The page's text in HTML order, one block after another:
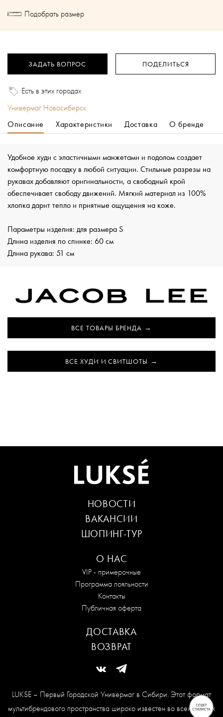
Подобрать размер
ЗАДАТЬ ВОПРОС ПОДЕЛИТЬСЯ
Есть в этих городах
Универмаг Новосибирск
Описание
Характеристики Доставка О бренде
Удобное худи с эластичными манжетами и подолом создает
комфортную посадку в любой ситуации. Стильные разрезы на
рукавах добавляют оригинальности, а свободный крой
обеспечивает свободу движений. Мягкий материал из 100%
хлопка дарит тепло и приятные ощущения на коже.
Параметры изделия: для размера S
Длина изделия по спинке: 60 см
Длина рукава: 51 см
ВСЕ ТОВАРЫ БРЕНДА
ВСЕ ХУДИ И СВИТШОТЫ
LUKSE – Первый Городской Универмаг в Сибири. Этот формат
мультибрендового пространства широко известен во всех модных
О НАС
VIP - примерочные
Программа лояльности
Контакты
Публичная оферта
НОВОСТИ
ВАКАНСИИ
ШОПИНГ-ТУР
ДОСТАВКА
ВОЗВРАТ